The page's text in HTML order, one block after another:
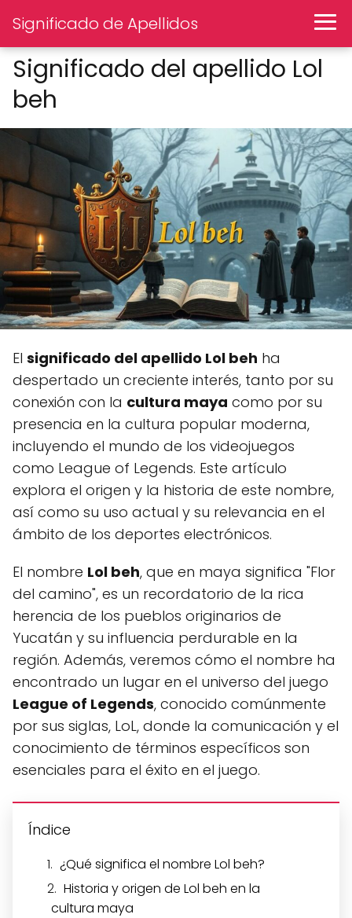
Significado de Apellidos
Significado del apellido Lol
beh
El significado del apellido Lol beh ha
despertado un creciente interés, tanto por su
conexión con la cultura maya como por su
presencia en la cultura popular moderna,
incluyendo el mundo de los videojuegos
como League of Legends. Este artículo
explora el origen y la historia de este nombre,
así como su uso actual y su relevancia en el
ámbito de los deportes electrónicos.
El nombre Lol beh, que en maya significa "Flor
del camino", es un recordatorio de la rica
herencia de los pueblos originarios de
Yucatán y su influencia perdurable en la
región. Además, veremos cómo el nombre ha
encontrado un lugar en el universo del juego
League of Legends, conocido comúnmente
por sus siglas, LoL, donde la comunicación y el
conocimiento de términos específicos son
esenciales para el éxito en el juego.
Índice
¿Qué significa el nombre Lol beh?
Historia y origen de Lol beh en la
cultura maya